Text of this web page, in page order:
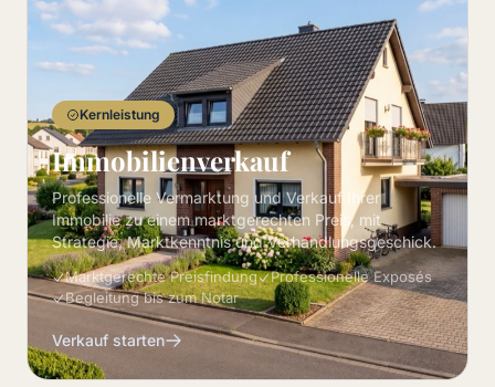
Kernleistung
Immobilienverkauf
Professionelle Vermarktung und Verkauf Ihrer
Immobilie zu einem marktgerechten Preis, mit
Strategie, Marktkenntnis und Verhandlungsgeschick.
Marktgerechte Preisfindung
Professionelle Exposés
Begleitung bis zum Notar
Verkauf starten